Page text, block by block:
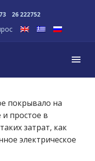
26 222752
покрывало на
и простое в
затрат, как
электрическое